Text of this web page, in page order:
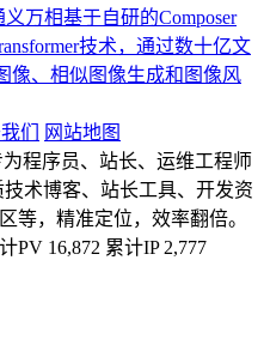
万相基于自研的Composer
技术，通过数十亿文
像、相似图像生成和图像风
们
网站地图
为程序员、站长、运维工程师
术博客、站长工具、开发资
等，精准定位，效率翻倍。
PV 16,872 累计IP 2,777